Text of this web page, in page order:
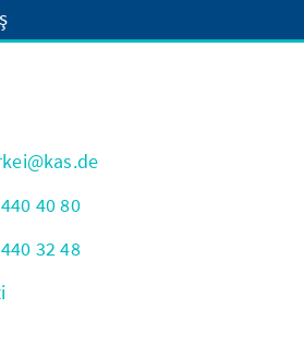
40 80
32 48